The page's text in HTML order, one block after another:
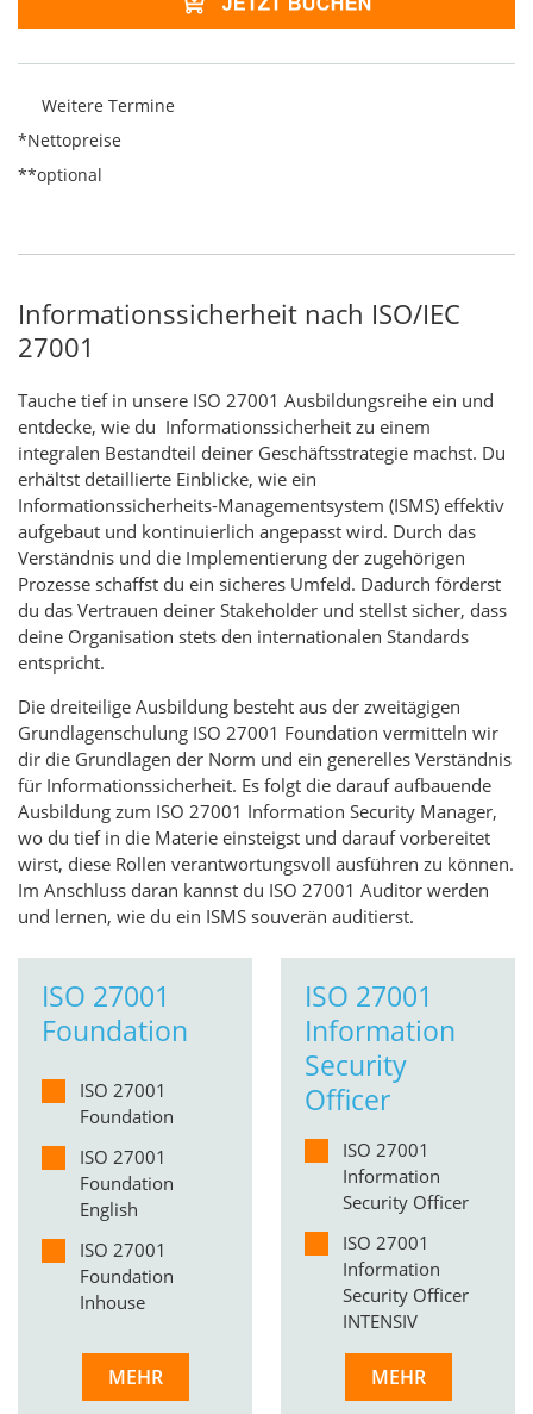
Weitere Termine
*Nettopreise
**optional
Informationssicherheit nach ISO/IEC
27001
Tauche tief in unsere ISO 27001 Ausbildungsreihe ein und
entdecke, wie du Informationssicherheit zu einem
integralen Bestandteil deiner Geschäftsstrategie machst. Du
erhältst detaillierte Einblicke, wie ein
Informationssicherheits-Managementsystem (ISMS) effektiv
aufgebaut und kontinuierlich angepasst wird. Durch das
Verständnis und die Implementierung der zugehörigen
Prozesse schaffst du ein sicheres Umfeld. Dadurch förderst
du das Vertrauen deiner Stakeholder und stellst sicher, dass
deine Organisation stets den internationalen Standards
entspricht.
Die dreiteilige Ausbildung besteht aus der zweitägigen
Grundlagenschulung ISO 27001 Foundation vermitteln wir
dir die Grundlagen der Norm und ein generelles Verständnis
für Informationssicherheit. Es folgt die darauf aufbauende
Ausbildung zum ISO 27001 Information Security Manager,
wo du tief in die Materie einsteigst und darauf vorbereitet
wirst, diese Rollen verantwortungsvoll ausführen zu können.
Im Anschluss daran kannst du ISO 27001 Auditor werden
und lernen, wie du ein ISMS souverän auditierst.
ISO 27001
Foundation
ISO 27001
Foundation
ISO 27001
Foundation
English
ISO 27001
Foundation
Inhouse
MEHR
ISO 27001
Information
Security
Officer
ISO 27001
Information
Security Officer
ISO 27001
Information
Security Officer
INTENSIV
MEHR